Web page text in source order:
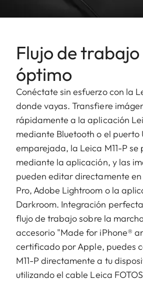
Flujo de
óptimo
Conéctate sin esfuerzo con la
donde vayas. Transfiere
rápidamente a la aplicación
mediante Bluetooth o el puerto
emparejada, la Leica M11-P
mediante la aplicación, y las
pueden editar directamente
Pro, Adobe Lightroom o la
Darkroom. Integración
flujo de trabajo sobre la
accesorio "Made for iPhone®
certificado por Apple, puedes
M11-P directamente a tu
utilizando el cable Leica